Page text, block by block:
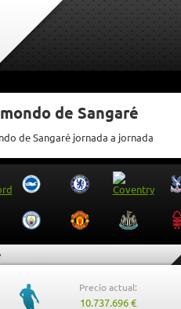
de Sangaré
de Sangaré jornada a jornada
Precio actual:
10.737.696 €